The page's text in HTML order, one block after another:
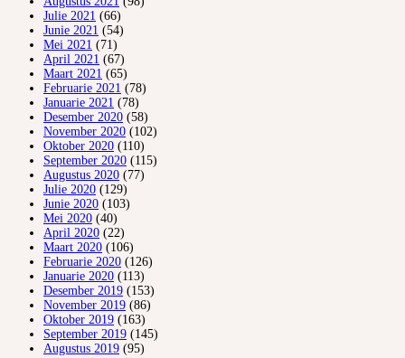
Julie 2021 (66)
Junie 2021 (54)
Mei 2021 (71)
April 2021 (67)
Maart 2021 (65)
Februarie 2021 (78)
Januarie 2021 (78)
Desember 2020 (58)
November 2020 (102)
Oktober 2020 (110)
September 2020 (115)
Augustus 2020 (77)
Julie 2020 (129)
Junie 2020 (103)
Mei 2020 (40)
April 2020 (22)
Maart 2020 (106)
Februarie 2020 (126)
Januarie 2020 (113)
Desember 2019 (153)
November 2019 (86)
Oktober 2019 (163)
September 2019 (145)
Augustus 2019 (95)